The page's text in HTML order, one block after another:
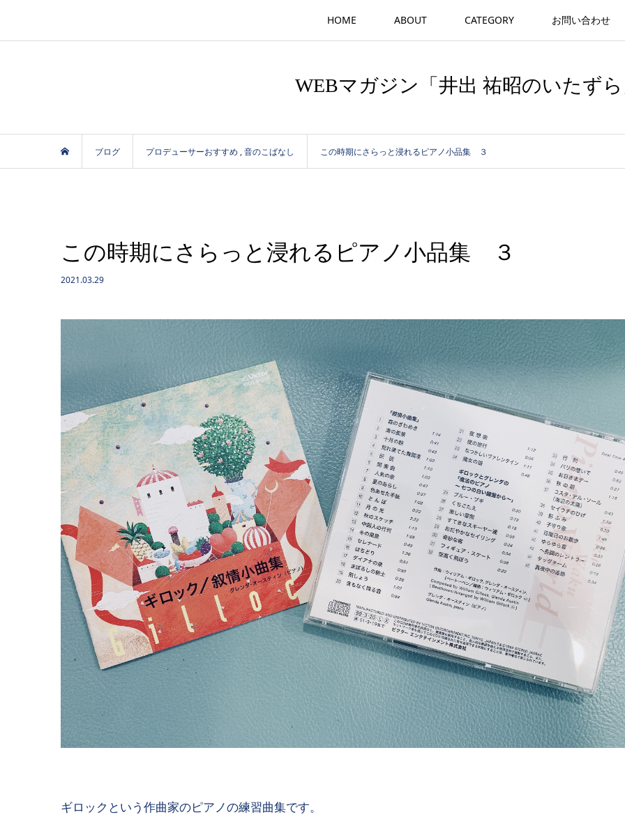
HOME ABOUT CATEGORY お問い合わせ
WEBマガジン「井出 祐昭のいたず
ブログ プロデューサーおすすめ ,音のこばなし この時期にさらっと浸れるピアノ小品集 ３
この時期にさらっと浸れるピアノ小品集 ３
2021.03.29
ギロックという作曲家のピアノの練習曲集です。